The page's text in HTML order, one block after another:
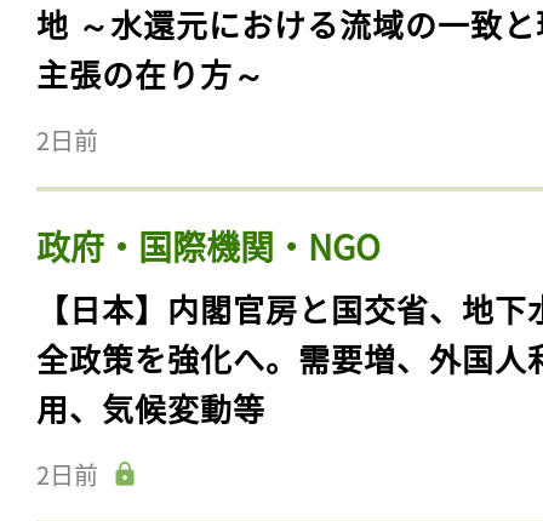
地 ～水還元における流域の一致
主張の在り方～
2日前
政府・国際機関・NGO
【日本】内閣官房と国交省、地下
全政策を強化へ。需要増、外国人
用、気候変動等
2日前